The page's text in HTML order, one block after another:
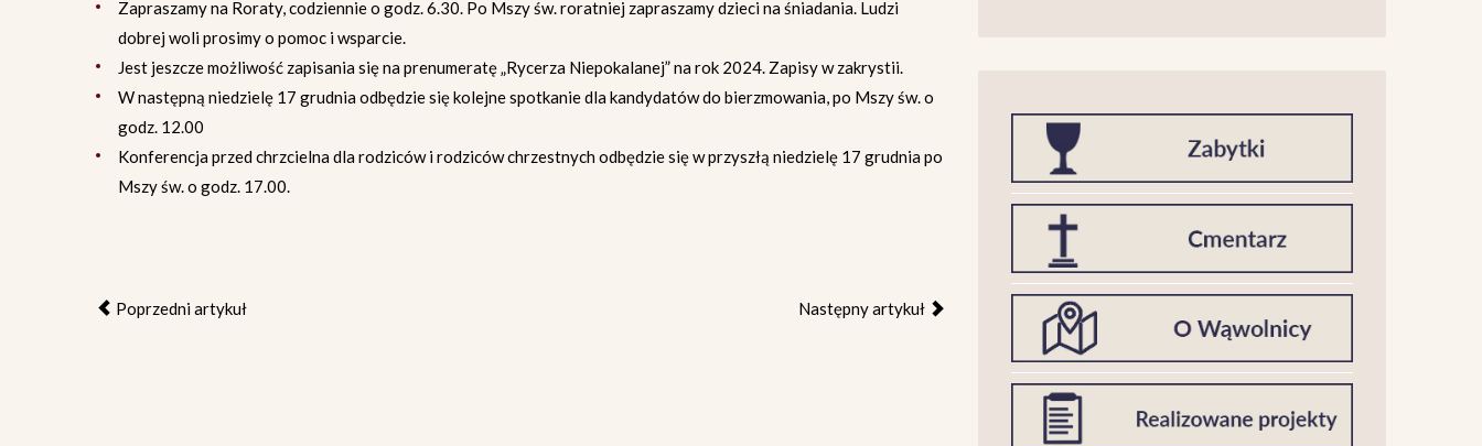
Zapraszamy na Roraty, codziennie o godz. 6.30. Po Mszy św. roratniej zapraszamy dzieci na śniadania. Ludzi
dobrej woli prosimy o pomoc i wsparcie.
Jest jeszcze możliwość zapisania się na prenumeratę „Rycerza Niepokalanej” na rok 2024. Zapisy w zakrystii.
W następną niedzielę 17 grudnia odbędzie się kolejne spotkanie dla kandydatów do bierzmowania, po Mszy św. o
godz. 12.00
Konferencja przed chrzcielna dla rodziców i rodziców chrzestnych odbędzie się w przyszłą niedzielę 17 grudnia po
Mszy św. o godz. 17.00.
Poprzedni artykuł Następny artykuł